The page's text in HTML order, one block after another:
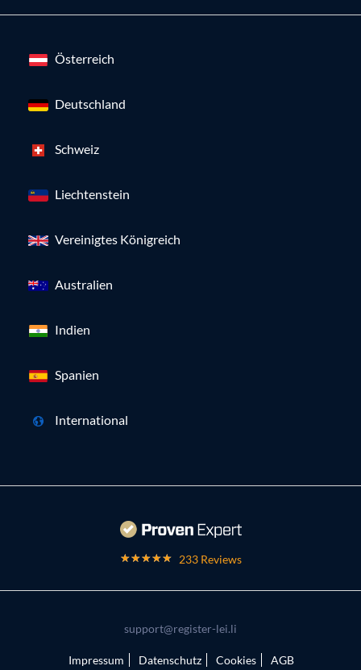
Österreich
Deutschland
Schweiz
Liechtenstein
Vereinigtes Königreich
Australien
Indien
Spanien
International
233 Reviews
support@register-lei.li
Impressum Datenschutz Cookies AGB